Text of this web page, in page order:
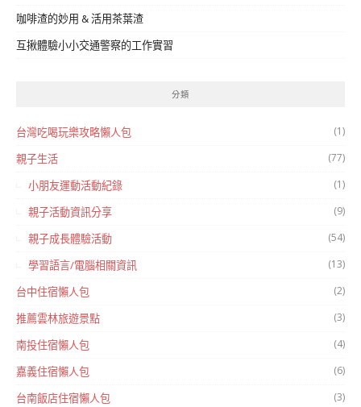
咖啡渣的妙用 & 活用茶葉渣
互揪體驗小小交通警察的工作實習
分類
台灣吃喝玩樂攻略懶人包 (1)
親子生活 (77)
小朋友運動活動紀錄 (1)
親子活動資訊分享 (9)
親子成長體驗活動 (54)
學習語言/電腦相關資訊 (13)
台中住宿懶人包 (2)
推薦雲林旅遊景點 (3)
南投住宿懶人包 (4)
嘉義住宿懶人包 (6)
台南飯店住宿懶人包 (3)